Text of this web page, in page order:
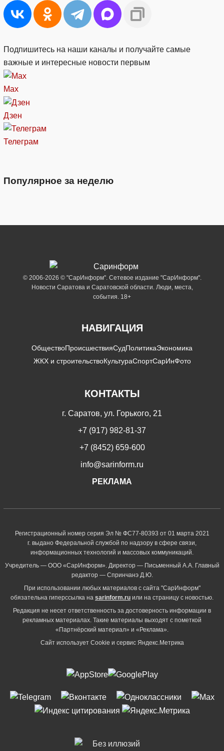
Подпишитесь на наши каналы и получайте самые
важные и интересные новости первым
Max
Дзен
Телеграм
Популярное за неделю
© 2006-2026 © "СарИнформ". Сетевое издание "СарИнформ".
Новости Саратова и Саратовской области. Люди, места,
события. 18+
НАВИГАЦИЯ
ОбществоПроисшествияСудПолитикаЭкономика
ЖКХ и строительствоКультураСпортСарИнФото
КОНТАКТЫ
г. Саратов, ул. Горького, 21
+7 (917) 982-81-37
+7 (8452) 659-600
info@sarinform.ru
РЕКЛАМА
Регистрационный номер серия Эл № ФС77-80393 от 01 марта 2021
г. выдано Федеральной службой по надзору в сфере связи,
информационных технологий и массовых коммуникаций.
Учредитель — ООО «СарИнформ». Директор — Письменный А.А. Главный
редактор — Спринчанэ Д.Ю.
При использовании любых материалов с сайта "СарИнформ"
обязательна гиперссылка на sarinform.ru или на страницу с новостью.
Редакция не несет ответственность за достоверность информации в
рекламных материалах. Такие материалы выходят с пометкой
«Партнёрский материал» и «Реклама».
Сайт использует Cookie и сервиc Яндекс.Метрика